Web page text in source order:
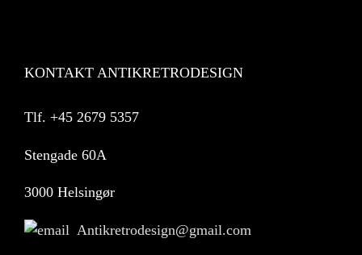
KONTAKT ANTIKRETRODESIGN
Tlf. +45 2679 5357
Stengade 60A
3000 Helsingør
Antikretrodesign@gmail.com